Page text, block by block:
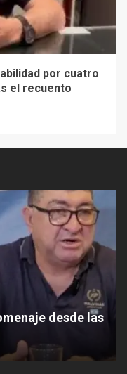
por cuatro
el recuento
desde las